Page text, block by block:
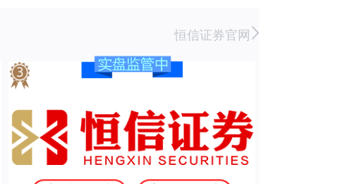
恒信证券官网